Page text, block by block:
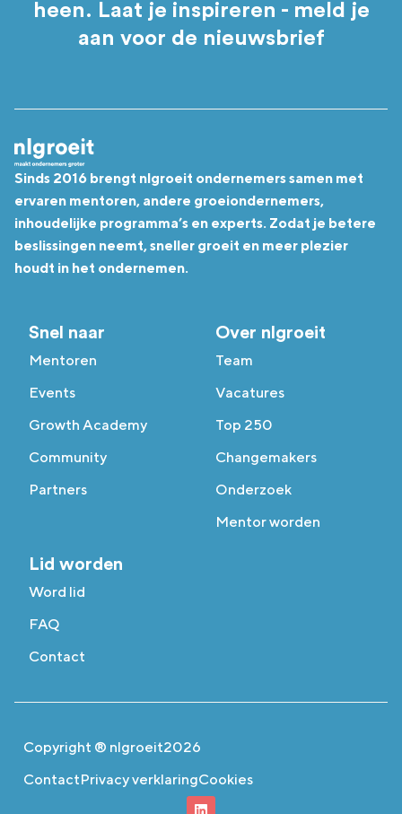
heen. Laat je inspireren - meld je
aan voor de nieuwsbrief
Sinds 2016 brengt nlgroeit ondernemers samen met
ervaren mentoren, andere groeiondernemers,
inhoudelijke programma’s en experts. Zodat je betere
beslissingen neemt, sneller groeit en meer plezier
houdt in het ondernemen.
Snel naar
Mentoren
Events
Growth Academy
Community
Partners
Over nlgroeit
Team
Vacatures
Top 250
Changemakers
Onderzoek
Mentor worden
Lid worden
Word lid
FAQ
Contact
Copyright ® nlgroeit2026
ContactPrivacy verklaringCookies